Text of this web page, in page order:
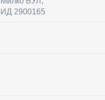
ИД 2900165